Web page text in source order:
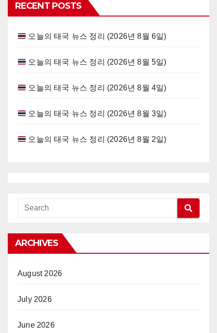
RECENT POSTS
오늘의 태국 뉴스 정리 (2026년 8월 6일)
오늘의 태국 뉴스 정리 (2026년 8월 5일)
오늘의 태국 뉴스 정리 (2026년 8월 4일)
오늘의 태국 뉴스 정리 (2026년 8월 3일)
오늘의 태국 뉴스 정리 (2026년 8월 2일)
ARCHIVES
August 2026
July 2026
June 2026